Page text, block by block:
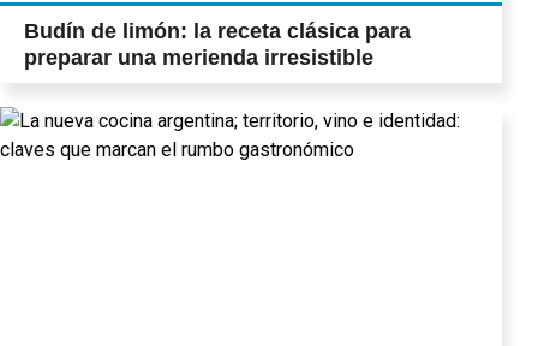
Budín de limón: la receta clásica para
preparar una merienda irresistible